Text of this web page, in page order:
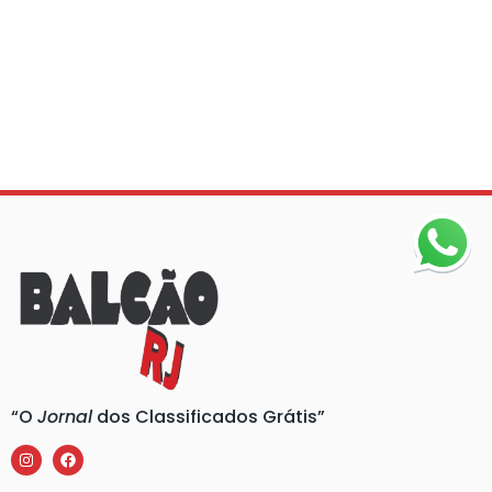
“O Jornaldos Classificados Grátis”